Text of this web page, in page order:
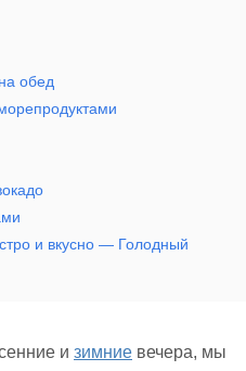
обед
и вкусно — Голодный
и зимние вечера, мы